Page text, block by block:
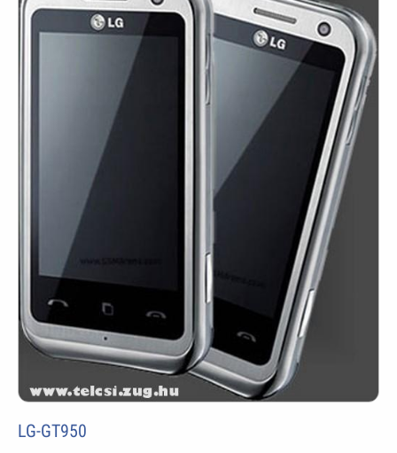
LG-GT950